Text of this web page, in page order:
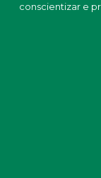
conscientizar e